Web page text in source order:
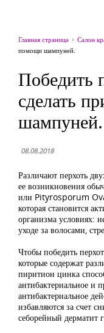
Главная страница Салон
помощи шампуней.
Победить
сделать
шампуней.
08.08.2018
Различают перхоть
ее возникновения
или Pityrosporum
которая становится
организма условиях:
уходе за волосами,
Чтобы победить
которые содержат
пиритион цинка
антибактериальное и
антибактериальное
избавляются за счет
себорейный дерматит